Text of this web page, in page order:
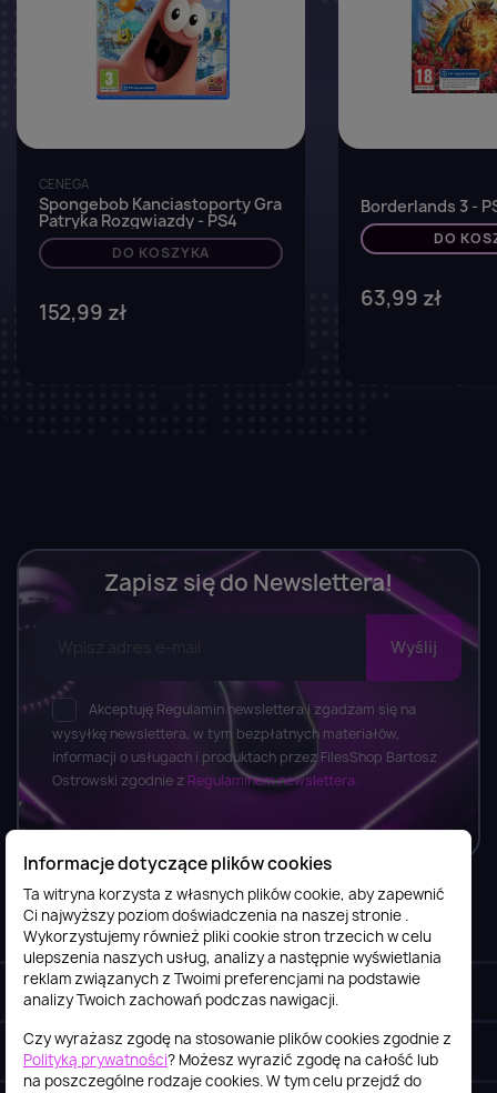
CENEGA
Spongebob Kanciastoporty Gra
Patryka Rozgwiazdy - PS4
DO KOSZYKA
152,99 zł
Borderlands 3 -
DO
63,99 zł
Zapisz się do Newslettera!
Akceptuję Regulamin newslettera i zgadzam się na
wysyłkę newslettera, w tym bezpłatnych materiałów,
informacji o usługach i produktach przez FilesShop Bartosz
Ostrowski zgodnie z Regulaminem newslettera.
Informacje
Obsługa klienta
Szybki kontakt keyboard_arrow_down
Informacje dotyczące plików cookies
Ta witryna korzysta z własnych plików cookie, aby zapewnić
Ci najwyższy poziom doświadczenia na naszej stronie .
Wykorzystujemy również pliki cookie stron trzecich w celu
ulepszenia naszych usług, analizy a następnie wyświetlania
reklam związanych z Twoimi preferencjami na podstawie
analizy Twoich zachowań podczas nawigacji.
Czy wyrażasz zgodę na stosowanie plików cookies zgodnie z
Polityką prywatności? Możesz wyrazić zgodę na całość lub
na poszczególne rodzaje cookies. W tym celu przejdź do